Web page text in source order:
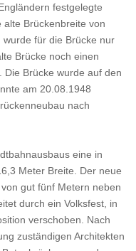
festgelegte
Brückenbreite von
für die Brücke nur
Brücke noch einen
Brücke wurde auf den
am 20.08.1948
nach
eine in
Meter Breite. Der neue
gut fünf Metern neben
durch ein Volksfest, in
verschoben. Nach
zuständigen Architekten